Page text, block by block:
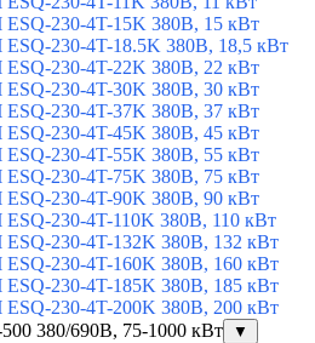
230-4T-15K 380В, 15 кВт
230-4T-18.5K 380В, 18,5 кВт
230-4T-22K 380В, 22 кВт
230-4T-30K 380В, 30 кВт
230-4T-37K 380В, 37 кВт
230-4T-45K 380В, 45 кВт
230-4T-55K 380В, 55 кВт
230-4T-75K 380В, 75 кВт
230-4T-90K 380В, 90 кВт
230-4T-110K 380В, 110 кВт
230-4T-132K 380В, 132 кВт
230-4T-160K 380В, 160 кВт
230-4T-185K 380В, 185 кВт
230-4T-200K 380В, 200 кВт
380/690В, 75-1000 кВт
▼